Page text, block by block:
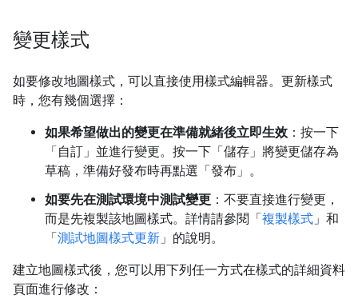
變更樣式
如要修改地圖樣式，可以直接使用樣式編輯器。更新樣式
時，您有幾個選擇：
如果希望做出的變更在準備就緒後立即生效 ：按一下
「自訂」 並進行變更。按一下「儲存」 將變更儲存為
草稿，準備好發布時再點選「發布」 。
如要先在測試環境中測試變更 ：不要直接進行變更，
而是先複製該地圖樣式。詳情請參閱「 複製樣式 」和
「 測試地圖樣式更新 」的說明。
建立地圖樣式後，您可以用下列任一方式在樣式的詳細資料
頁面進行修改：